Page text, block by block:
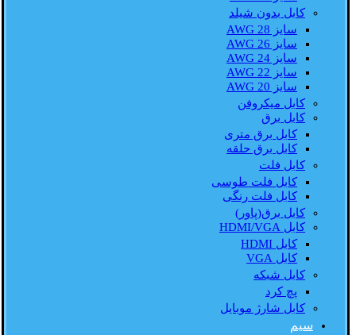
کابل بدون شیلد
سایز AWG 28
سایز AWG 26
سایز AWG 24
سایز AWG 22
سایز AWG 20
کابل میکروفن
کابل برق
کابل برق متری
کابل برق حلقه
کابل فلت
کابل فلت طوسی
کابل فلت رنگی
کابل برق(پاور)
کابل HDMI/VGA
کابل HDMI
کابل VGA
کابل شبکه
پچ کرد
کابل شارژ موبایل
سیم